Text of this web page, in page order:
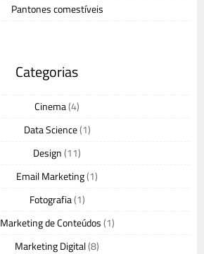
Pantones comestíveis
Categorias
Cinema(4)
Data Science(1)
Design(11)
Email Marketing(1)
Fotografia(1)
Marketing de Conteúdos(1)
Marketing Digital(8)